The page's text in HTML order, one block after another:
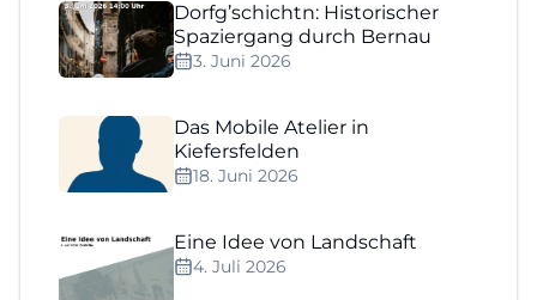
Dorfg’schichtn: Historischer
Spaziergang durch Bernau
3. Juni 2026
Das Mobile Atelier in
Kiefersfelden
18. Juni 2026
Eine Idee von Landschaft
4. Juli 2026